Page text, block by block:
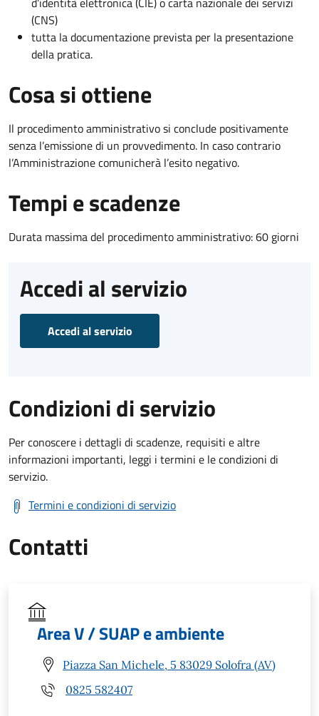
(CNS)
tutta la documentazione prevista per la presentazione
della pratica.
Cosa si ottiene
Il procedimento amministrativo si conclude positivamente
senza l’emissione di un provvedimento. In caso contrario
l’Amministrazione comunicherà l’esito negativo.
Tempi e scadenze
Durata massima del procedimento amministrativo: 60 giorni
Accedi al servizio
Accedi al servizio
Condizioni di servizio
Per conoscere i dettagli di scadenze, requisiti e altre
informazioni importanti, leggi i termini e le condizioni di
servizio.
Termini e condizioni di servizio
Contatti
Area V / SUAP e ambiente
Piazza San Michele, 5 83029 Solofra (AV)
0825 582407